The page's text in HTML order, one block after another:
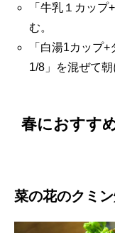
「牛乳１カッ
む。
「白湯1カップ
1/8」を混ぜて朝
春におすす
菜の花のクミ